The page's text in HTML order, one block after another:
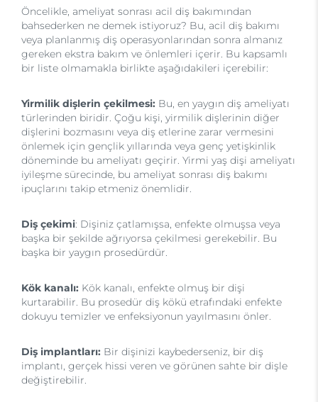
Öncelikle, ameliyat sonrası acil diş bakımından
bahsederken ne demek istiyoruz? Bu, acil diş bakımı
veya planlanmış diş operasyonlarından sonra almanız
gereken ekstra bakım ve önlemleri içerir. Bu kapsamlı
bir liste olmamakla birlikte aşağıdakileri içerebilir:
Yirmilik dişlerin çekilmesi: Bu, en yaygın diş ameliyatı
türlerinden biridir. Çoğu kişi, yirmilik dişlerinin diğer
dişlerini bozmasını veya diş etlerine zarar vermesini
önlemek için gençlik yıllarında veya genç yetişkinlik
döneminde bu ameliyatı geçirir. Yirmi yaş dişi ameliyatı
iyileşme sürecinde, bu ameliyat sonrası diş bakımı
ipuçlarını takip etmeniz önemlidir.
Diş çekimi: Dişiniz çatlamışsa, enfekte olmuşsa veya
başka bir şekilde ağrıyorsa çekilmesi gerekebilir. Bu
başka bir yaygın prosedürdür.
Kök kanalı: Kök kanalı, enfekte olmuş bir dişi
kurtarabilir. Bu prosedür diş kökü etrafındaki enfekte
dokuyu temizler ve enfeksiyonun yayılmasını önler.
Diş implantları: Bir dişinizi kaybederseniz, bir diş
implantı, gerçek hissi veren ve görünen sahte bir dişle
değiştirebilir.